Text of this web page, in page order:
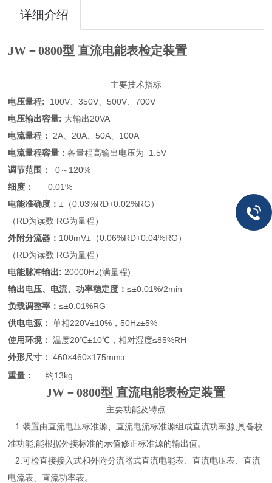
详细介绍
JW－0800型 直流电能表检定装置
主要技术指标
电压量程: 100V、350V、500V、700V
电压输出容量: 大输出20VA
电流量程：
2A、20A、50A、100A
电流量程容量：各量程高输出电压为 1.5V
调节范围：
0～120%
细度：
0.01%
电能准确度：±（0.03%RD+0.02%RG）
（RD为读数 RG为量程）
外附分流器： 100mV±（0.06%RD+0.04%RG）
（RD为读数 RG为量程）
电能脉冲输出: 20000Hz(满量程)
输出电压、电流、功率稳定度：≤±0.01%/2min
负载调整率：≤±0.01%RG
供电电源： 单相220V±10%，50Hz±5%
使用环境： 温度20℃±10℃，相对湿度≤85%RH
外形尺寸： 460×460×175mm3
重量： 约13kg
JW－0800型 直流电能表检定装置
主要功能及特点
1.装置由直流电压标准源、直流电流标准源组成直流功率源,具备校
准功能,能根据外接标准的示值修正标准源的输出值。
2.可检直接接入式和外附分流器式直流电能表、直流电压表、直流
电流表、直流功率表。